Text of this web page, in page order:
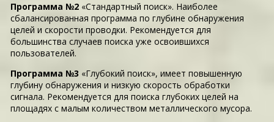
Программа №2 «Стандартный поиск». Наиболее
сбалансированная программа по глубине обнаружения
целей и скорости проводки. Рекомендуется для
большинства случаев поиска уже освоившихся
пользователей.
Программа №3 «Глубокий поиск», имеет повышенную
глубину обнаружения и низкую скорость обработки
сигнала. Рекомендуется для поиска глубоких целей на
площадях с малым количеством металлического мусора.